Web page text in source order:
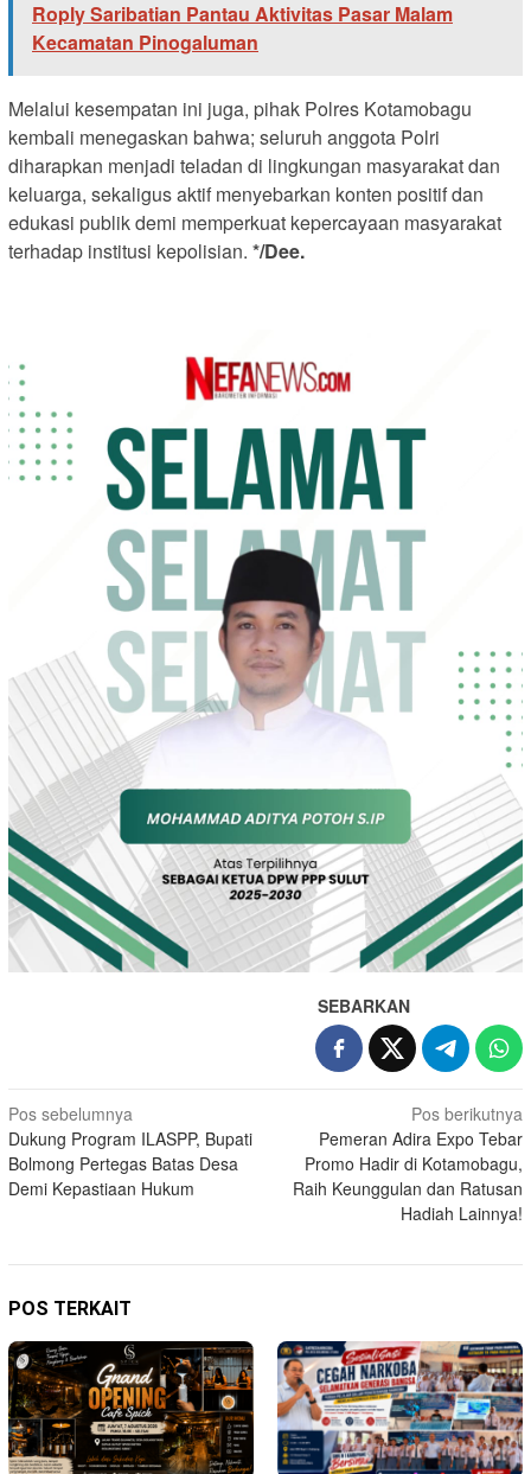
Roply Saribatian Pantau Aktivitas Pasar Malam
Kecamatan Pinogaluman
Melalui kesempatan ini juga, pihak Polres Kotamobagu
kembali menegaskan bahwa; seluruh anggota Polri
diharapkan menjadi teladan di lingkungan masyarakat dan
keluarga, sekaligus aktif menyebarkan konten positif dan
edukasi publik demi memperkuat kepercayaan masyarakat
terhadap institusi kepolisian. */Dee.
SEBARKAN
Navigasi
pos
Pos sebelumnya
Dukung Program ILASPP, Bupati
Bolmong Pertegas Batas Desa
Demi Kepastiaan Hukum
Pos berikutnya
Pemeran Adira Expo Tebar
Promo Hadir di Kotamobagu,
Raih Keunggulan dan Ratusan
Hadiah Lainnya!
POS TERKAIT